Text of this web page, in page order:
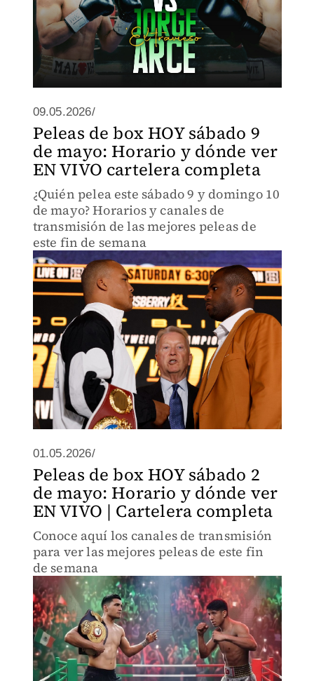
09.05.2026/
Peleas de box HOY sábado 9
de mayo: Horario y dónde ver
EN VIVO cartelera completa
¿Quién pelea este sábado 9 y domingo 10
de mayo? Horarios y canales de
transmisión de las mejores peleas de
este fin de semana
01.05.2026/
Peleas de box HOY sábado 2
de mayo: Horario y dónde ver
EN VIVO | Cartelera completa
Conoce aquí los canales de transmisión
para ver las mejores peleas de este fin
de semana